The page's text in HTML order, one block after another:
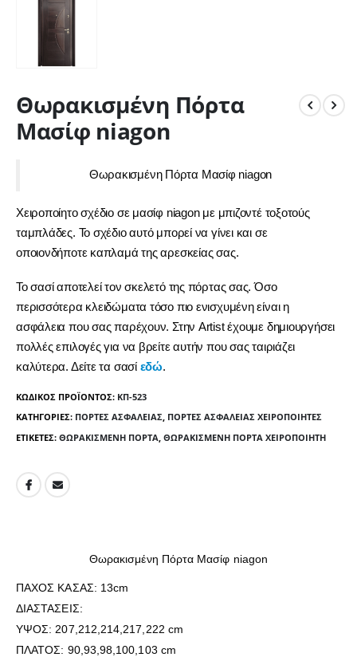
Θωρακισμένη Πόρτα
Μασίφ niagon
Θωρακισμένη Πόρτα Μασίφ niagon
Χειροποίητο σχέδιο σε μασίφ niagon με μπιζοντέ τοξοτούς
ταμπλάδες. Το σχέδιο αυτό μπορεί να γίνει και σε
οποιονδήποτε καπλαμά της αρεσκείας σας.
Το σασί αποτελεί τον σκελετό της πόρτας σας. Όσο
περισσότερα κλειδώματα τόσο πιο ενισχυμένη είναι η
ασφάλεια που σας παρέχουν. Στην Artist έχουμε δημιουργήσει
πολλές επιλογές για να βρείτε αυτήν που σας ταιριάζει
καλύτερα. Δείτε τα σασί εδώ.
ΚΩΔΙΚΌΣ ΠΡΟΪΌΝΤΟΣ: ΚΠ-523
ΚΑΤΗΓΟΡΊΕΣ: ΠΌΡΤΕΣ ΑΣΦΑΛΕΊΑΣ, ΠΌΡΤΕΣ ΑΣΦΑΛΕΊΑΣ ΧΕΙΡΟΠΟΊΗΤΕΣ
ΕΤΙΚΈΤΕΣ: ΘΩΡΑΚΙΣΜΈΝΗ ΠΌΡΤΑ, ΘΩΡΑΚΙΣΜΈΝΗ ΠΌΡΤΑ ΧΕΙΡΟΠΟΊΗΤΗ
Θωρακισμένη Πόρτα Μασίφ niagon
ΠΑΧΟΣ ΚΑΣΑΣ: 13cm
ΔΙΑΣΤΑΣΕΙΣ:
ΥΨΟΣ: 207,212,214,217,222 cm
ΠΛΑΤΟΣ: 90,93,98,100,103 cm